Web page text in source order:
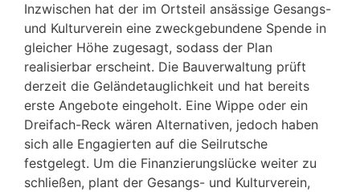
Inzwischen hat der im Ortsteil ansässige Gesangs-
und Kulturverein eine zweckgebundene Spende in
gleicher Höhe zugesagt, sodass der Plan
realisierbar erscheint. Die Bauverwaltung prüft
derzeit die Geländetauglichkeit und hat bereits
erste Angebote eingeholt. Eine Wippe oder ein
Dreifach-Reck wären Alternativen, jedoch haben
sich alle Engagierten auf die Seilrutsche
festgelegt. Um die Finanzierungslücke weiter zu
schließen, plant der Gesangs- und Kulturverein,